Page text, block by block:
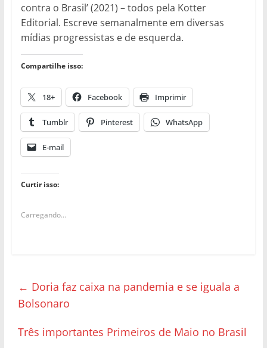
contra o Brasil’ (2021) – todos pela Kotter
Editorial. Escreve semanalmente em diversas
mídias progressistas e de esquerda.
Compartilhe isso:
18+ Facebook Imprimir
Tumblr Pinterest WhatsApp
E-mail
Curtir isso:
Carregando...
← Doria faz caixa na pandemia e se iguala a
Bolsonaro
Três importantes Primeiros de Maio no Brasil